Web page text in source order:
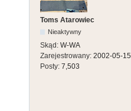
Toms Atarowiec
Nieaktywny
Skąd: W-WA
Zarejestrowany: 2002-05-15
Posty: 7,503